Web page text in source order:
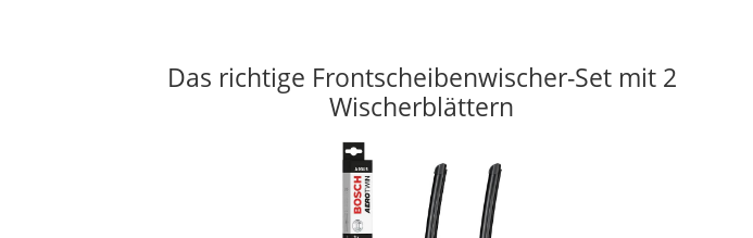
Das richtige Frontscheibenwischer-Set mit 2
Wischerblättern